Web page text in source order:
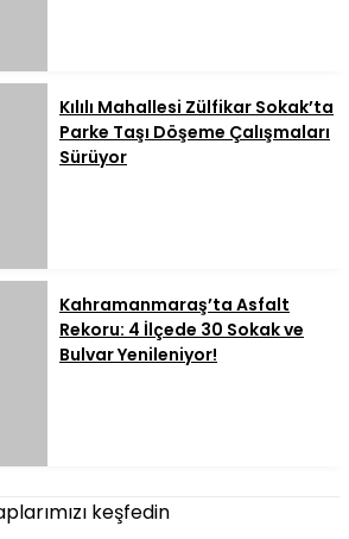
Kılılı Mahallesi Zülfikar Sokak’ta
Parke Taşı Döşeme Çalışmaları
Sürüyor
Kahramanmaraş’ta Asfalt
Rekoru: 4 İlçede 30 Sokak ve
Bulvar Yenileniyor!
keşfedin